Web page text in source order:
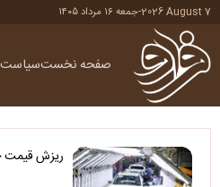
2026 August 7
-جمعه ۱۶ مرداد ۱۴۰۵
صفحه نخستسیاست
ریزش قیمت